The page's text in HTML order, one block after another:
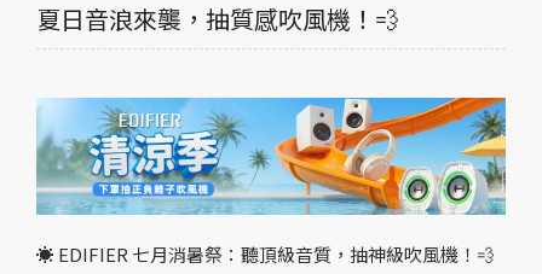
夏日音浪來襲，抽質感吹風機！💨
☀️ EDIFIER 七月消暑祭：聽頂級音質，抽神級吹風機！💨